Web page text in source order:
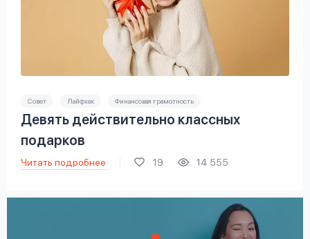
Совет Лайфхак Финансовая грамотность
Девять действительно классных
подарков
Читать подробнее 19 14 555